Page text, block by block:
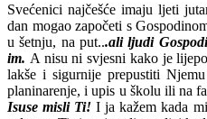
Svećenici najčešće imaju ljeti
dan mogao započeti s
u šetnju, na put...ali ljudi
im. A nisu ni svjesni kako je
lakše i sigurnije prepustiti
planinarenje, i upis u školu ili na
Isuse misli Ti! I ja kažem kada